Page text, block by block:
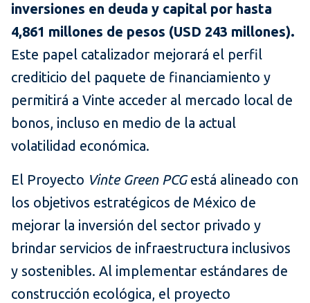
inversiones en deuda y capital por hasta
4,861 millones de pesos (USD 243 millones).
Este papel catalizador mejorará el perfil
crediticio del paquete de financiamiento y
permitirá a Vinte acceder al mercado local de
bonos, incluso en medio de la actual
volatilidad económica.
El Proyecto Vinte Green PCGestá alineado con
los objetivos estratégicos de México de
mejorar la inversión del sector privado y
brindar servicios de infraestructura inclusivos
y sostenibles. Al implementar estándares de
construcción ecológica, el proyecto